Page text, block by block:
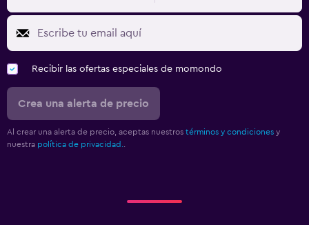
Recibir las ofertas especiales de momondo
Crea una alerta de precio
Al crear una alerta de precio, aceptas nuestros términos y condiciones y
nuestra política de privacidad.